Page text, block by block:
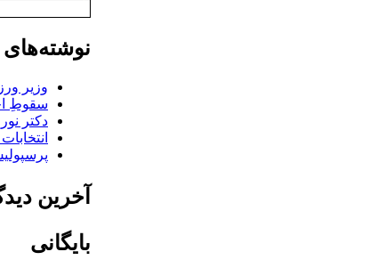
نوشته‌های
وزیر
سقوطِ
دکتر
آخرین
بایگانی